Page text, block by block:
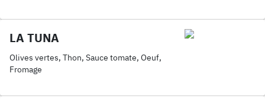
LA TUNA
Olives vertes, Thon, Sauce tomate, Oeuf,
Fromage